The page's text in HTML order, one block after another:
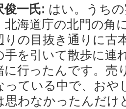
俊一氏: はい。うち
北海道庁の北門の角
りの目抜き通りに古
手を引いて散歩に連
に行ったんです。売
っている中で、おや
思わなかったんだ